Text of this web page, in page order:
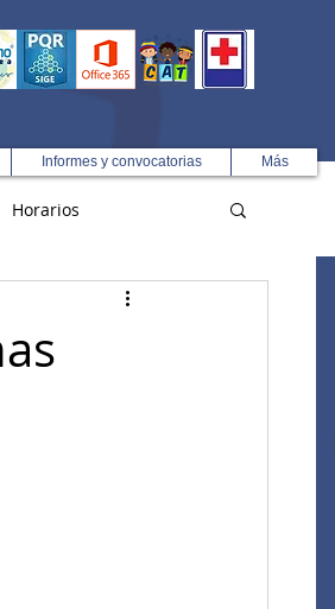
Informes y convocatorias Más
Horarios